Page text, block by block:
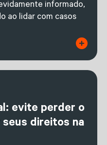
informado,
ao lidar com casos
evite perder o
seus direitos na